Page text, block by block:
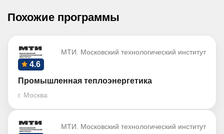
Похожие программы
МТИ. Московский технологический институт
4.6
Промышленная теплоэнергетика
г. Москва
МТИ. Московский технологический институт